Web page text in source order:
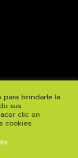
|
para brindarle la
sus
clic en
cookies.